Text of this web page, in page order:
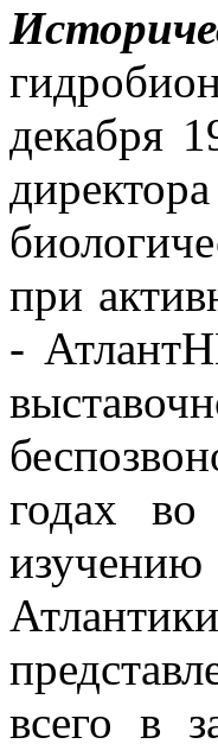
декабря
при
-
годах
всего в